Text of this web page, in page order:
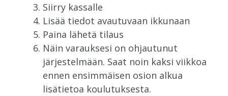
Siirry kassalle
Lisää tiedot avautuvaan ikkunaan
Paina lähetä tilaus
Näin varauksesi on ohjautunut
järjestelmään. Saat noin kaksi viikkoa
ennen ensimmäisen osion alkua
lisätietoa koulutuksesta.